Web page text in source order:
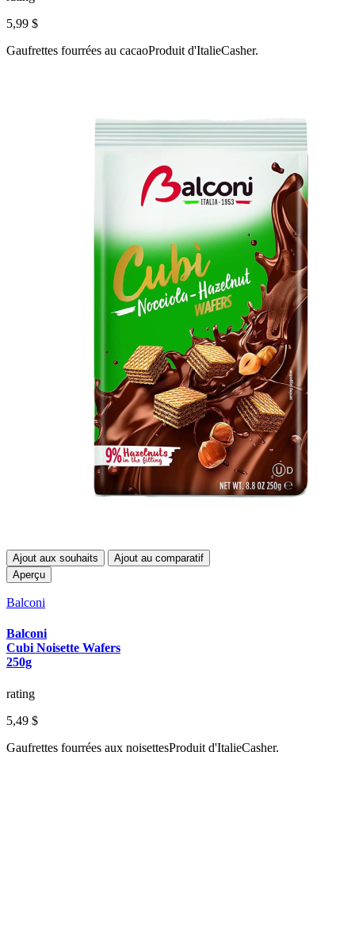
5,99 $
Gaufrettes fourrées au cacaoProduit d'ItalieCasher.
Ajout aux souhaits
Ajout au comparatif
Aperçu
Balconi
Balconi
Cubi Noisette Wafers
250g
rating
5,49 $
Gaufrettes fourrées aux noisettesProduit d'ItalieCasher.